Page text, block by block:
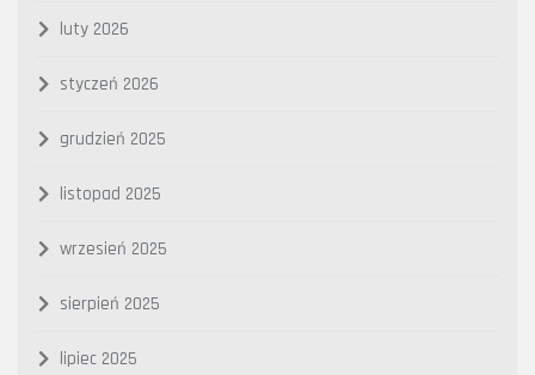
luty 2026
styczeń 2026
grudzień 2025
listopad 2025
wrzesień 2025
sierpień 2025
lipiec 2025